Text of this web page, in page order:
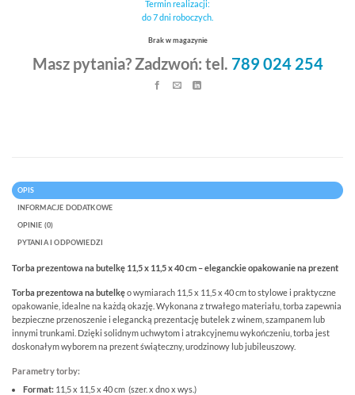
Termin realizacji:
do 7 dni roboczych.
Brak w magazynie
Masz pytania? Zadzwoń: tel. 789 024 254
OPIS
INFORMACJE DODATKOWE
OPINIE (0)
PYTANIA I ODPOWIEDZI
Torba prezentowa na butelkę 11,5 x 11,5 x 40 cm – eleganckie opakowanie na prezent
Torba prezentowa na butelkęo wymiarach 11,5 x 11,5 x 40 cm to stylowe i praktyczne
opakowanie, idealne na każdą okazję. Wykonana z trwałego materiału, torba zapewnia
bezpieczne przenoszenie i elegancką prezentację butelek z winem, szampanem lub
innymi trunkami. Dzięki solidnym uchwytom i atrakcyjnemu wykończeniu, torba jest
doskonałym wyborem na prezent świąteczny, urodzinowy lub jubileuszowy.
Parametry torby:
Format: 11,5 x 11,5 x 40 cm (szer. x dno x wys.)